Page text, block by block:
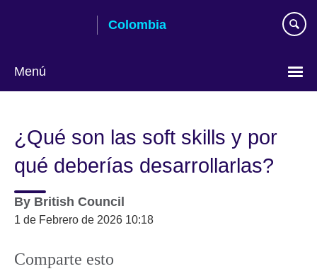
Colombia
Menú
idioma
¿Qué son las soft skills y por
qué deberías desarrollarlas?
By British Council
1 de Febrero de 2026 10:18
Comparte esto